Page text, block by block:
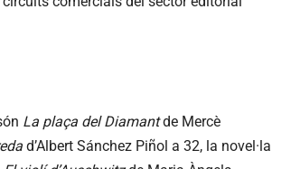
La plaça del Diamantde Mercè
d’Albert Sánchez Piñol a 32, la novel·la